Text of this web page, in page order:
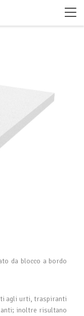
da blocco a bordo
agli urti, traspiranti
inoltre risultano